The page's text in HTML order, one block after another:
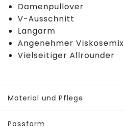
Damenpullover
V-Ausschnitt
Langarm
Angenehmer Viskosemix
Vielseitiger Allrounder
Material und Pflege
Passform